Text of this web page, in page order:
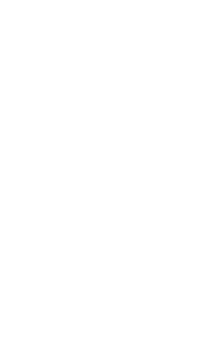
メルマガ登
プライバ